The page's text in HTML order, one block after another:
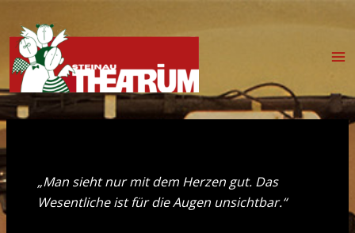
Inhalt
springen
„Man sieht nur mit dem Herzen gut. Das
Wesentliche ist für die Augen unsichtbar.“